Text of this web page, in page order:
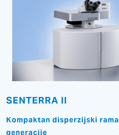
SENTERRA II
Kompaktan disperzijski
generacije